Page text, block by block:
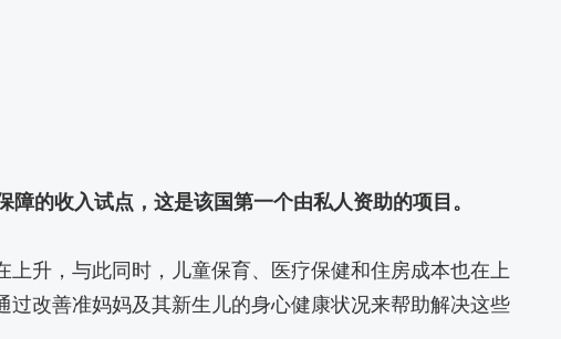
的收入试点，这是该国第一个由私人资助的项目。
上升，与此同时，儿童保育、医疗保健和住房成本也在上
过改善准妈妈及其新生儿的身心健康状况来帮助解决这些